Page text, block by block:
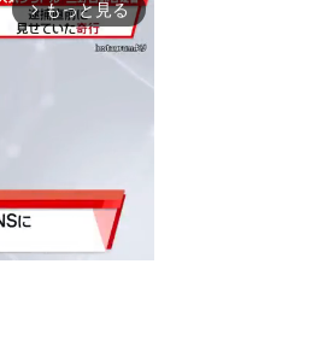
arrow_forward_ios もっと見る